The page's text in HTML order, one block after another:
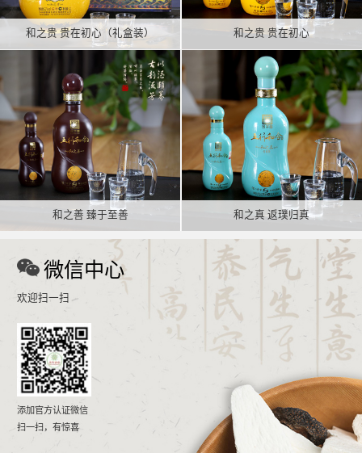
和之贵 贵在初心（礼盒装） 和之贵 贵在初心
和之善 臻于至善 和之真 返璞归真
微信中心
欢迎扫一扫
添加官方认证微信
扫一扫，有惊喜